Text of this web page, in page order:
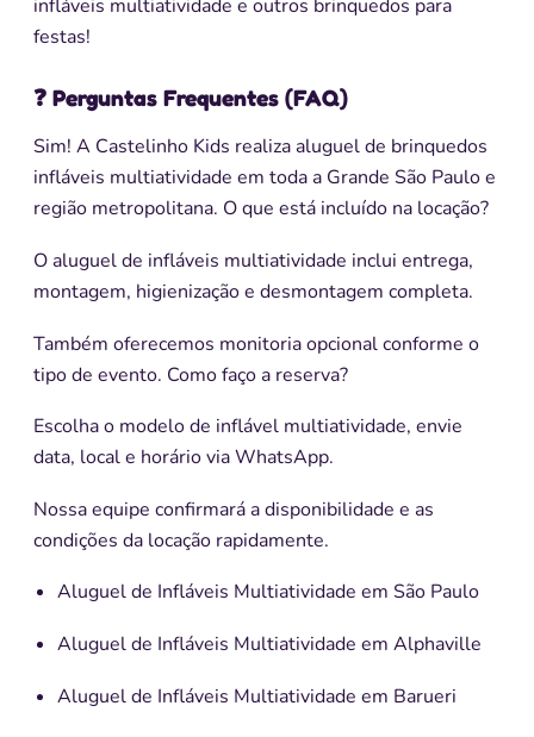
infláveis multiatividade e outros brinquedos para
festas!
❓ Perguntas Frequentes (FAQ)
Sim! A Castelinho Kids realiza aluguel de brinquedos
infláveis multiatividade em toda a Grande São Paulo e
região metropolitana. O que está incluído na locação?
O aluguel de infláveis multiatividade inclui entrega,
montagem, higienização e desmontagem completa.
Também oferecemos monitoria opcional conforme o
tipo de evento. Como faço a reserva?
Escolha o modelo de inflável multiatividade, envie
data, local e horário via WhatsApp.
Nossa equipe confirmará a disponibilidade e as
condições da locação rapidamente.
Aluguel de Infláveis Multiatividade em São Paulo
Aluguel de Infláveis Multiatividade em Alphaville
Aluguel de Infláveis Multiatividade em Barueri